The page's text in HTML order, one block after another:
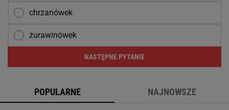
chrzanówek
żurawinówek
NASTĘPNE PYTANIE
POPULARNE NAJNOWSZE